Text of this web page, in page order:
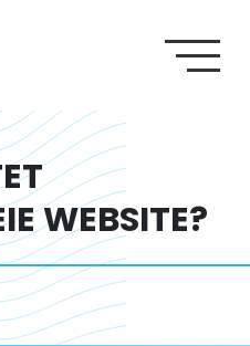
Wiki
WEBSITE?